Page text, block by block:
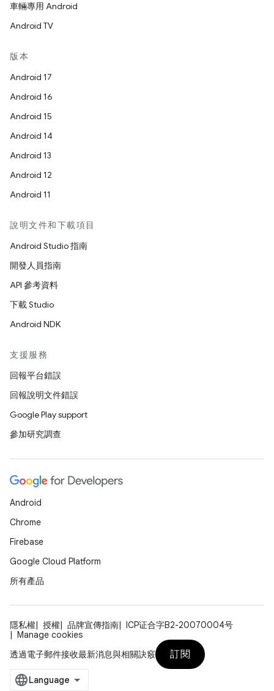
車輛專用 Android
Android TV
版本
Android 17
Android 16
Android 15
Android 14
Android 13
Android 12
Android 11
說明文件和下載項目
Android Studio 指南
開發人員指南
API 參考資料
下載 Studio
Android NDK
支援服務
回報平台錯誤
回報說明文件錯誤
Google Play support
參加研究調查
Android
Chrome
Firebase
Google Cloud Platform
所有產品
隱私權 授權 品牌宣傳指南
ICP证合字B2-20070004号
Manage cookies
透過電子郵件接收最新消息與相關訣竅
訂閱